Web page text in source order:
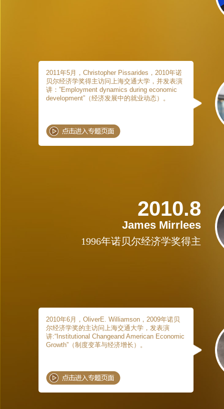
2011年5月，Christopher Pissarides，2010年诺
贝尔经济学奖得主访问上海交通大学，并发表演
讲：”Employment dynamics during economic
development”（经济发展中的就业动态）。
2010.8
James Mirrlees
1996年诺贝尔经济学奖得主
2010年6月，OliverE. Williamson，2009年诺贝
尔经济学奖的主访问上海交通大学，发表演
讲:“Institutional Changeand American Economic
Growth”（制度变革与经济增长）。